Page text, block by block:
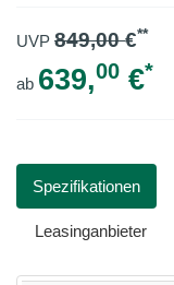
UVP 849,00€**
ab 639,00 €*
Spezifikationen
Leasinganbieter